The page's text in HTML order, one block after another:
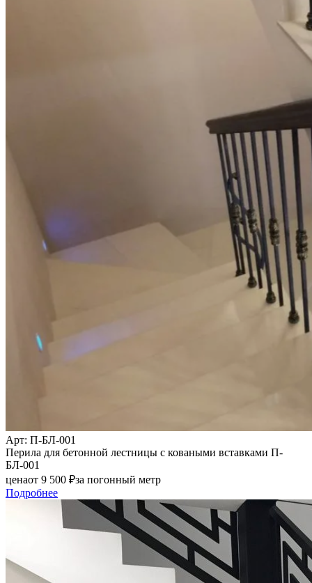
Арт: П-БЛ-001
Перила для бетонной лестницы с коваными вставками П-
БЛ-001
ценаот 9 500 ₽за погонный метр
Подробнее